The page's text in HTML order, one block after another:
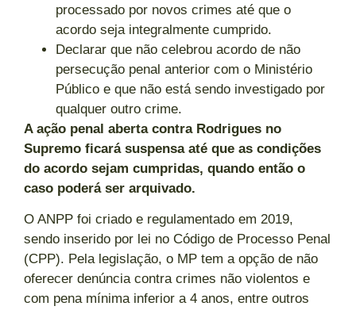
processado por novos crimes até que o
acordo seja integralmente cumprido.
Declarar que não celebrou acordo de não
persecução penal anterior com o Ministério
Público e que não está sendo investigado por
qualquer outro crime.
A ação penal aberta contra Rodrigues no
Supremo ficará suspensa até que as condições
do acordo sejam cumpridas, quando então o
caso poderá ser arquivado.
O ANPP foi criado e regulamentado em 2019,
sendo inserido por lei no Código de Processo Penal
(CPP). Pela legislação, o MP tem a opção de não
oferecer denúncia contra crimes não violentos e
com pena mínima inferior a 4 anos, entre outros